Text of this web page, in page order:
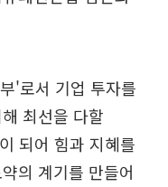
'로서 기업 투자를
최선을 다할
되어 힘과 지혜를
의 계기를 만들어